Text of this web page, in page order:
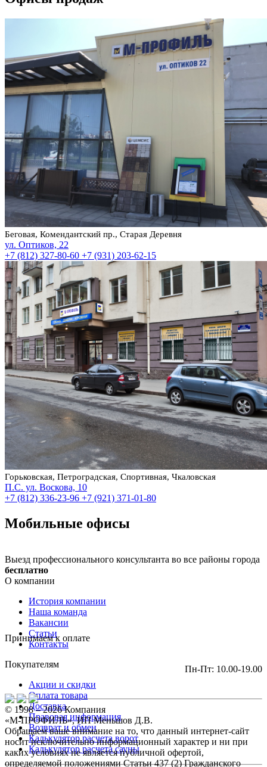
Беговая, Комендантский пр., Старая Деревня
ул. Оптиков, 22
+7 (812) 327-80-60 +7 (931) 203-62-15
Горьковская, Петроградская, Спортивная, Чкаловская
П.С. ул. Воскова, 10
+7 (812) 336-23-96 +7 (921) 371-01-80
Мобильные офисы
Выезд профессионального консультанта во все районы города
бесплатно
О компании
История компании
Наша команда
Вакансии
Статьи
Контакты
Покупателям
Акции и скидки
Оплата товара
Доставка
Правовая информация
Возврат и обмен
Калькулятор расчета ворот
Калькулятор расчета сауны
Принимаем к оплате
Пн-Пт: 10.00-19.00
© 1998 – 2026 Компания
«М-ПРОФИЛЬ», ИП Меньшов Д.В.
Обращаем ваше внимание на то, что данный интернет-сайт
носит исключительно информационный характер и ни при
каких условиях не является публичной офертой,
определяемой положениями Статьи 437 (2) Гражданского